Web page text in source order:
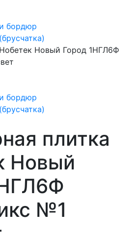
бордюр
Новый Город 1НГЛ6Ф
бордюр
плитка
Новый
№1